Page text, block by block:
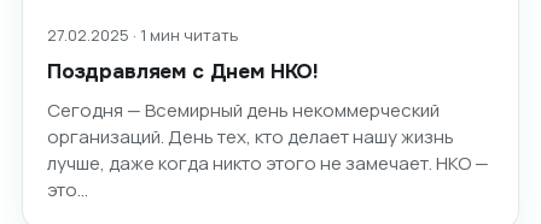
27.02.2025 · 1 мин читать
Поздравляем с Днем НКО!
Сегодня — Всемирный день некоммерческий
организаций. День тех, кто делает нашу жизнь
лучше, даже когда никто этого не замечает. НКО —
это…